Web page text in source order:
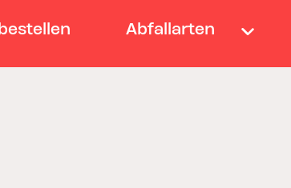
Abfallarten